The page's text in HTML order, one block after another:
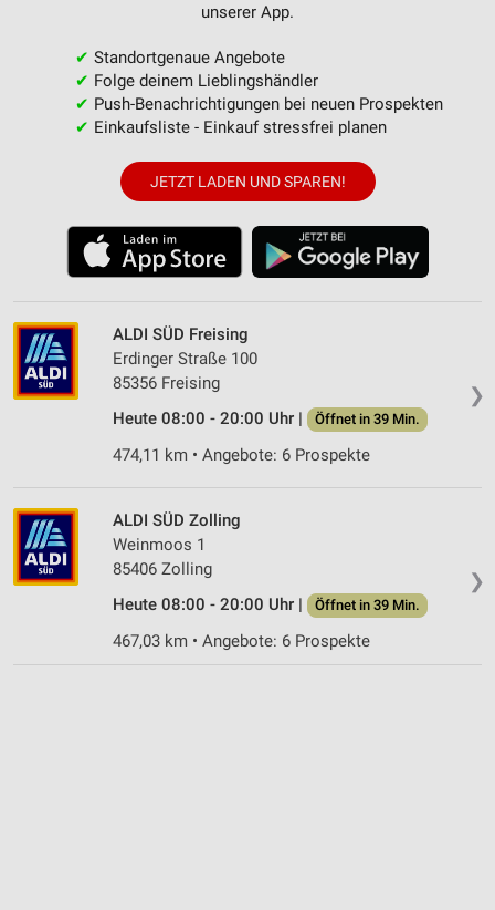
unserer App.
✔ Standortgenaue Angebote
✔ Folge deinem Lieblingshändler
✔ Push-Benachrichtigungen bei neuen Prospekten
✔ Einkaufsliste - Einkauf stressfrei planen
JETZT LADEN UND SPAREN!
❯
ALDI SÜD Freising
Erdinger Straße 100
85356 Freising
Heute 08:00 - 20:00 Uhr |
Öffnet in 39 Min.
474,11 km • Angebote: 6 Prospekte
❯
ALDI SÜD Zolling
Weinmoos 1
85406 Zolling
Heute 08:00 - 20:00 Uhr |
Öffnet in 39 Min.
467,03 km • Angebote: 6 Prospekte